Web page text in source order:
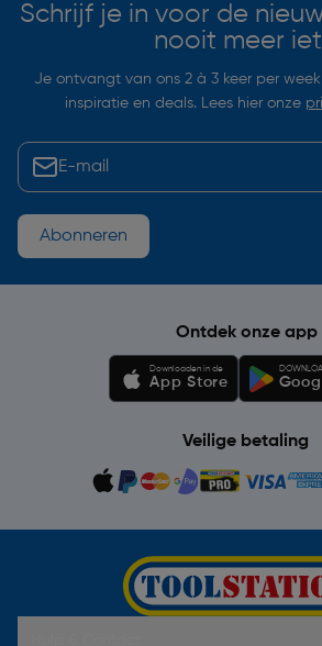
Schrijf je in voor de
nooit meer
Je ontvangt van ons 2 à 3 keer per
inspiratie en deals. Lees hier onze
Abonneren
Ontdek onze app
Downloaden in de
App Store
Veilige betaling